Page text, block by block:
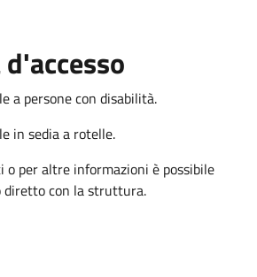
a persone con disabilità.
in sedia a rotelle.
o per altre informazioni è possibile
diretto con la struttura.